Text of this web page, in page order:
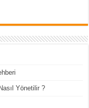
Yönetilir ?